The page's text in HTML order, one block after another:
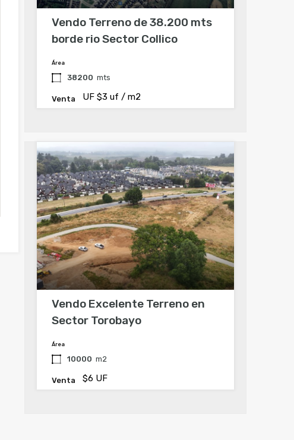
Vendo Terreno de 38.200 mts
borde rio Sector Collico
Área
38200 mts
Venta UF $3 uf / m2
Vendo Excelente Terreno en
Sector Torobayo
Área
10000 m2
Venta $6 UF